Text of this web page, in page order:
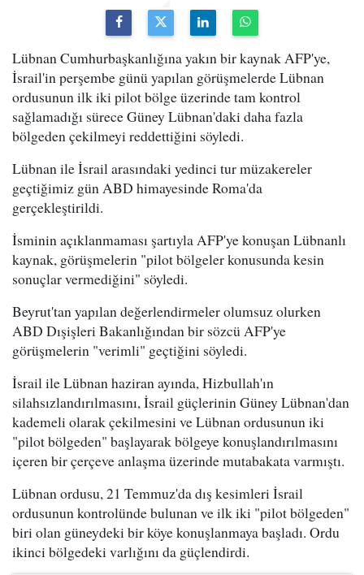
Lübnan Cumhurbaşkanlığına yakın bir kaynak AFP'ye,
İsrail'in perşembe günü yapılan görüşmelerde Lübnan
ordusunun ilk iki pilot bölge üzerinde tam kontrol
sağlamadığı sürece Güney Lübnan'daki daha fazla
bölgeden çekilmeyi reddettiğini söyledi.
Lübnan ile İsrail arasındaki yedinci tur müzakereler
geçtiğimiz gün ABD himayesinde Roma'da
gerçekleştirildi.
İsminin açıklanmaması şartıyla AFP'ye konuşan Lübnanlı
kaynak, görüşmelerin "pilot bölgeler konusunda kesin
sonuçlar vermediğini" söyledi.
Beyrut'tan yapılan değerlendirmeler olumsuz olurken
ABD Dışişleri Bakanlığından bir sözcü AFP'ye
görüşmelerin "verimli" geçtiğini söyledi.
İsrail ile Lübnan haziran ayında, Hizbullah'ın
silahsızlandırılmasını, İsrail güçlerinin Güney Lübnan'dan
kademeli olarak çekilmesini ve Lübnan ordusunun iki
"pilot bölgeden" başlayarak bölgeye konuşlandırılmasını
içeren bir çerçeve anlaşma üzerinde mutabakata varmıştı.
Lübnan ordusu, 21 Temmuz'da dış kesimleri İsrail
ordusunun kontrolünde bulunan ve ilk iki "pilot bölgeden"
biri olan güneydeki bir köye konuşlanmaya başladı. Ordu
ikinci bölgedeki varlığını da güçlendirdi.